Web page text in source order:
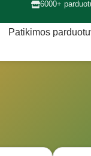
6000+
Patikimos